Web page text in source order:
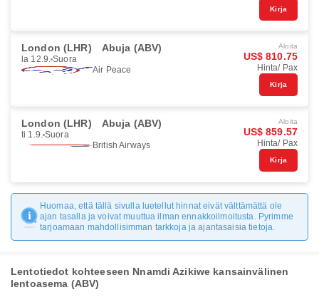
Kirja
London (LHR) Abuja (ABV)
la 12.9. Suora
Air Peace
Aloita
US$ 810.75
Hinta/ Pax
Kirja
London (LHR) Abuja (ABV)
ti 1.9. Suora
British Airways
Aloita
US$ 859.57
Hinta/ Pax
Kirja
Huomaa, että tällä sivulla luetellut hinnat eivät välttämättä ole
ajan tasalla ja voivat muuttua ilman ennakkoilmoitusta. Pyrimme
tarjoamaan mahdollisimman tarkkoja ja ajantasaisia tietoja.
Lentotiedot kohteeseen Nnamdi Azikiwe kansainvälinen
lentoasema (ABV)